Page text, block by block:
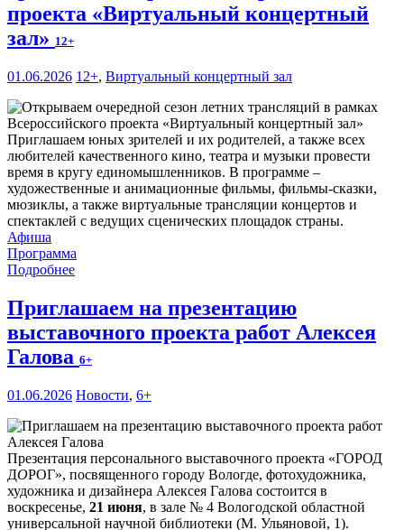
проекта «Виртуальный концертный
зал» 12+
01.06.2026 12+, Виртуальный концертный зал
Приглашаем юных зрителей и их родителей, а также всех
любителей качественного кино, театра и музыки провести
время в кругу единомышленников. В программе –
художественные и анимационные фильмы, фильмы-сказки,
мюзиклы, а также виртуальные трансляции концертов и
спектаклей с ведущих сценических площадок страны.
Афиша
Программа
Подробнее
Приглашаем на презентацию
выставочного проекта работ Алексея
Галова 6+
01.06.2026 Новости, 6+
Презентация персонального выставочного проекта «ГОРОД
ДОРОГ», посвященного городу Вологде, фотохудожника,
художника и дизайнера Алексея Галова состоится в
воскресенье, 21 июня, в зале № 4 Вологодской областной
универсальной научной библиотеки (М. Ульяновой, 1).